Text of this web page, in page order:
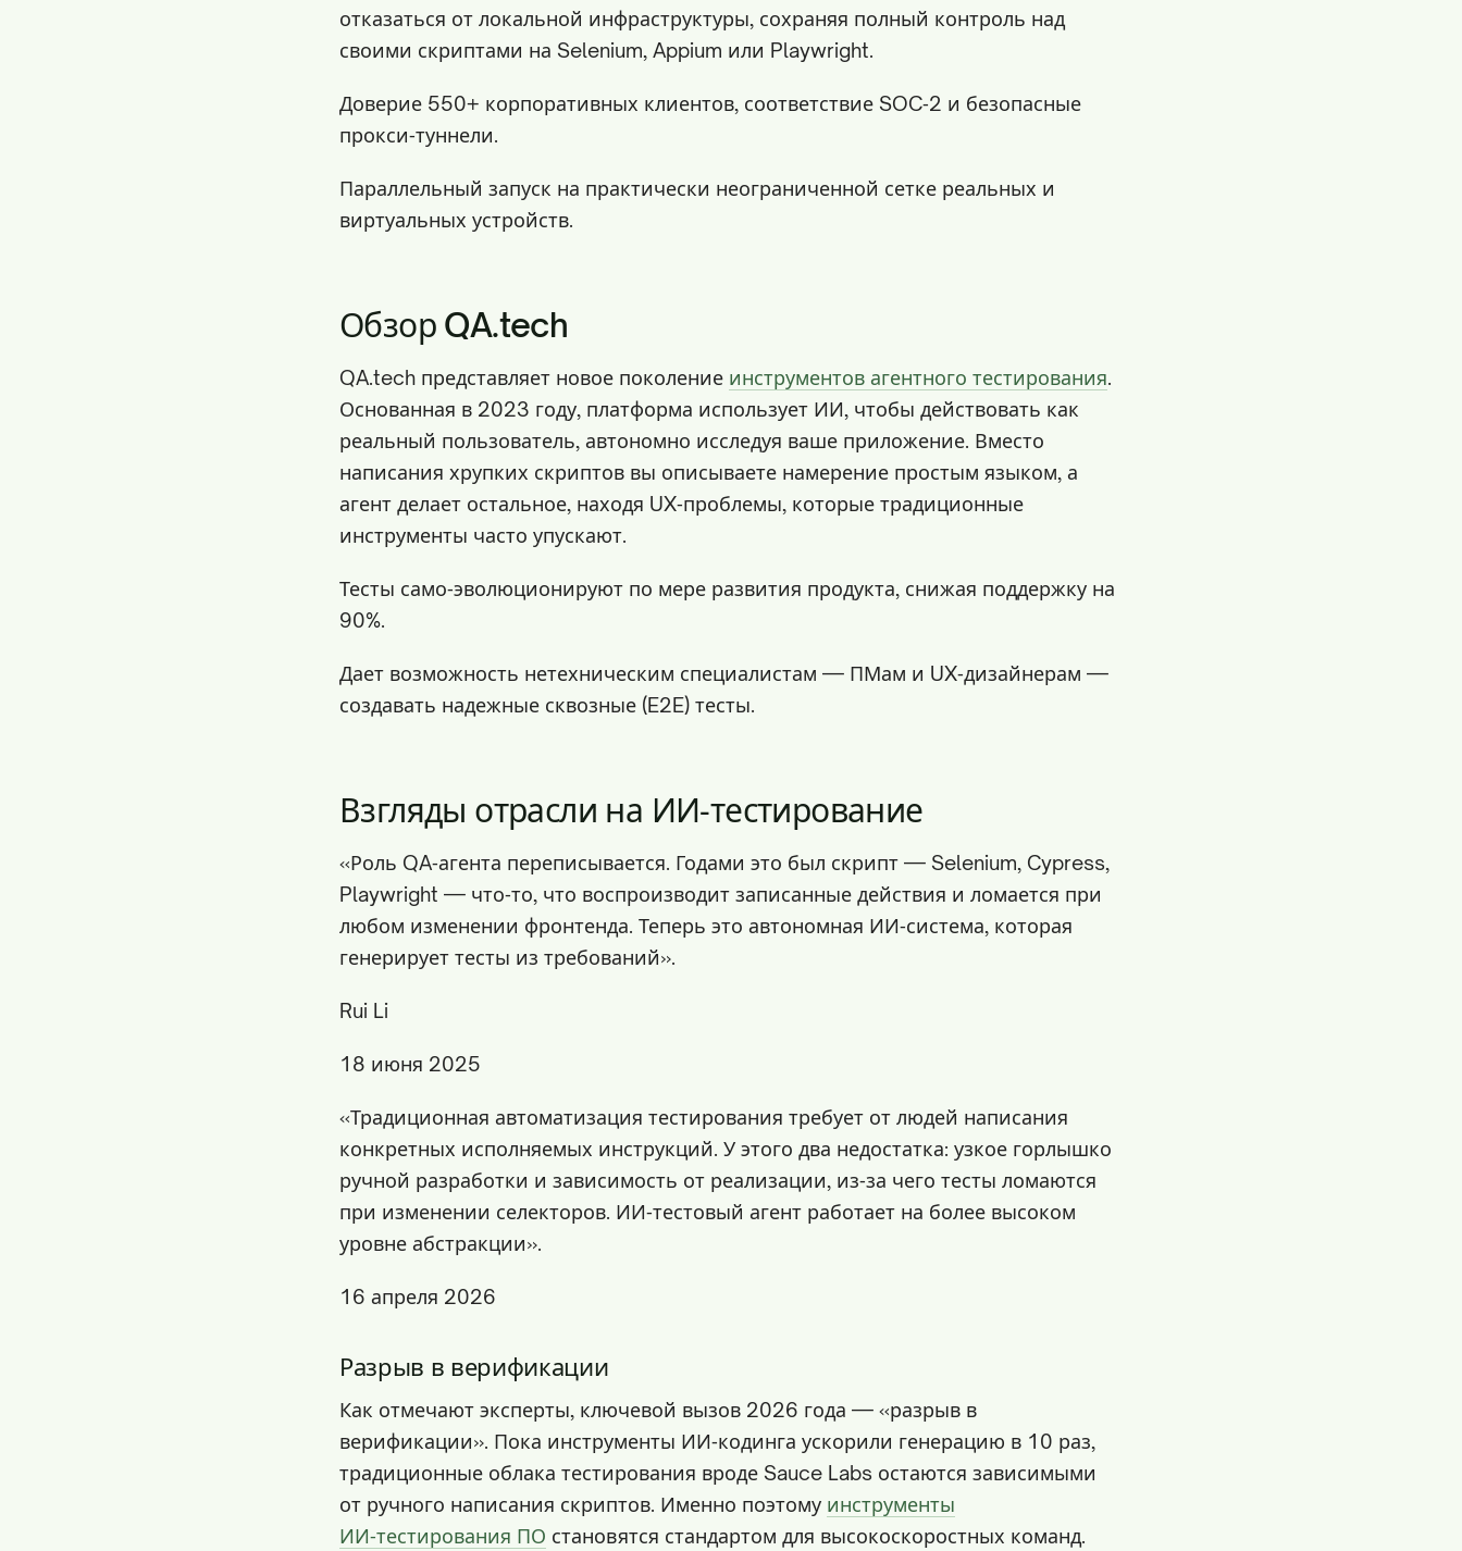
отказаться от локальной инфраструктуры, сохраняя полный контроль над
своими скриптами на Selenium, Appium или Playwright.
Доверие 550+ корпоративных клиентов, соответствие SOC‑2 и безопасные
прокси‑туннели.
Параллельный запуск на практически неограниченной сетке реальных и
виртуальных устройств.
Обзор QA.tech
QA.tech представляет новое поколение инструментов агентного тестирования.
Основанная в 2023 году, платформа использует ИИ, чтобы действовать как
реальный пользователь, автономно исследуя ваше приложение. Вместо
написания хрупких скриптов вы описываете намерение простым языком, а
агент делает остальное, находя UX‑проблемы, которые традиционные
инструменты часто упускают.
Тесты само‑эволюционируют по мере развития продукта, снижая поддержку на
90%.
Дает возможность нетехническим специалистам — ПМам и UX‑дизайнерам —
создавать надежные сквозные (E2E) тесты.
Взгляды отрасли на ИИ‑тестирование
«Роль QA‑агента переписывается. Годами это был скрипт — Selenium, Cypress,
Playwright — что‑то, что воспроизводит записанные действия и ломается при
любом изменении фронтенда. Теперь это автономная ИИ‑система, которая
генерирует тесты из требований».
Rui Li
18 июня 2025
«Традиционная автоматизация тестирования требует от людей написания
конкретных исполняемых инструкций. У этого два недостатка: узкое горлышко
ручной разработки и зависимость от реализации, из‑за чего тесты ломаются
при изменении селекторов. ИИ‑тестовый агент работает на более высоком
уровне абстракции».
16 апреля 2026
Разрыв в верификации
Как отмечают эксперты, ключевой вызов 2026 года — «разрыв в
верификации». Пока инструменты ИИ‑кодинга ускорили генерацию в 10 раз,
традиционные облака тестирования вроде Sauce Labs остаются зависимыми
от ручного написания скриптов. Именно поэтому инструменты
ИИ‑тестирования ПО становятся стандартом для высокоскоростных команд.